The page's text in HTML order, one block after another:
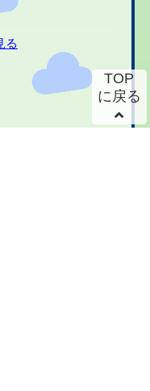
る
TOP
に戻る